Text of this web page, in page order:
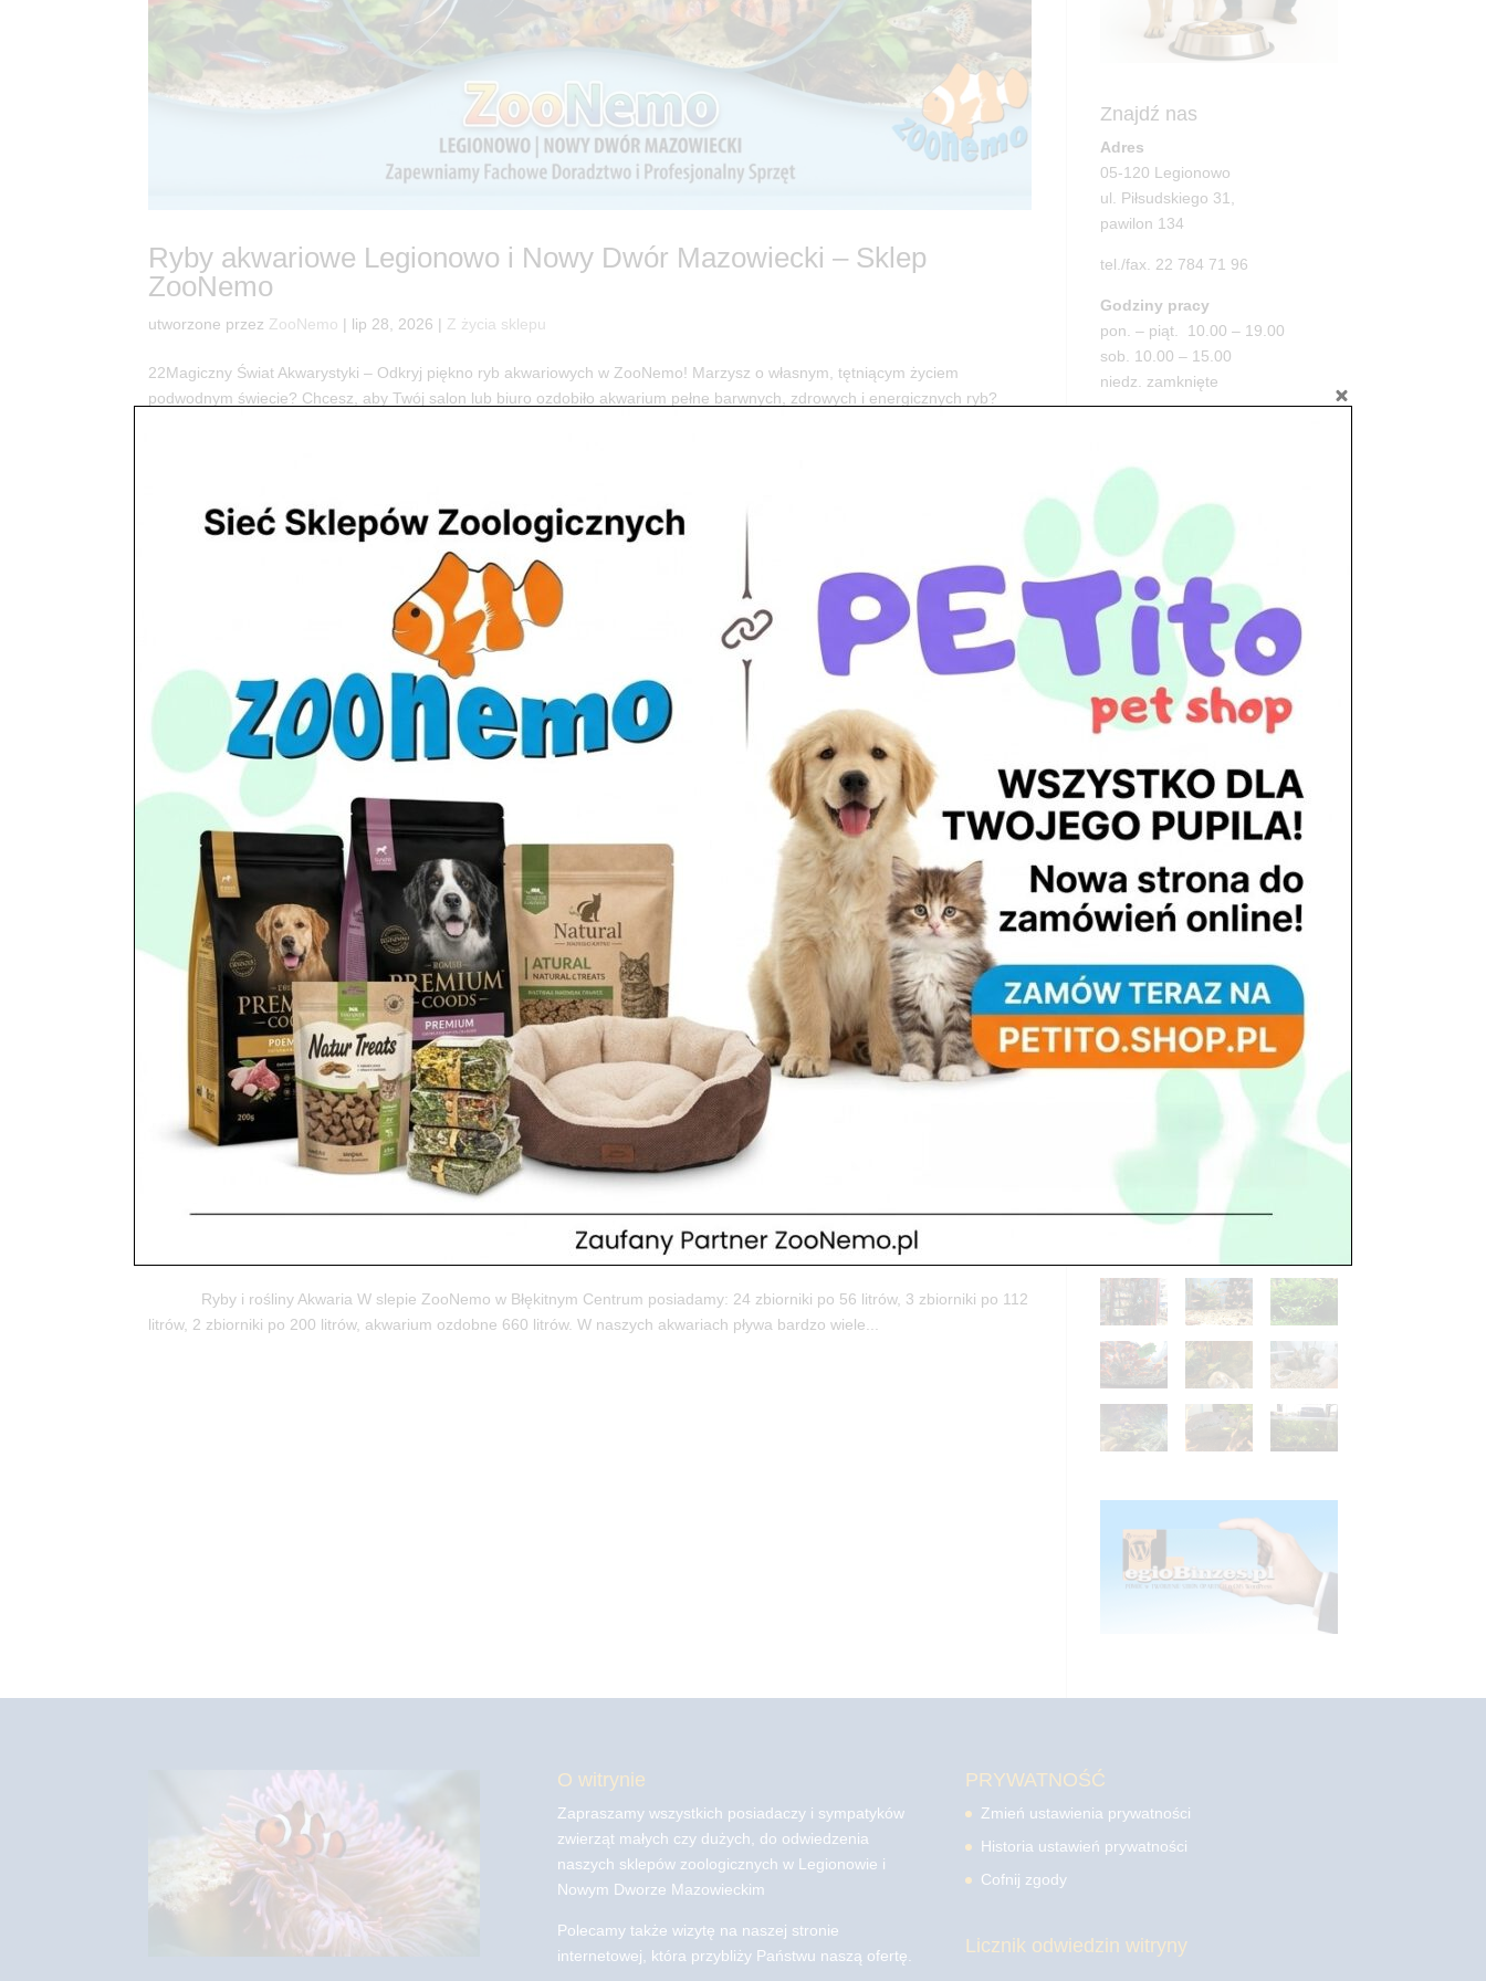
Ryby akwariowe Legionowo i Nowy Dwór Mazowiecki – Sklep
ZooNemo
utworzone przez ZooNemo | lip 28, 2026 | Z życia sklepu
22Magiczny Świat Akwarystyki – Odkryj piękno ryb akwariowych w ZooNemo! Marzysz o własnym, tętniącym życiem
podwodnym świecie? Chcesz, aby Twój salon lub biuro ozdobiło akwarium pełne barwnych, zdrowych i energicznych ryb?
Ryby i rośliny
Ryby i rośliny Akwaria W slepie ZooNemo w Błękitnym Centrum posiadamy: 24 zbiorniki po 56 litrów, 3 zbiorniki po 112
litrów, 2 zbiorniki po 200 litrów, akwarium ozdobne 660 litrów. W naszych akwariach pływa bardzo wiele...
Znajdź nas
Adres
05-120 Legionowo
ul. Piłsudskiego 31,
pawilon 134
tel./fax. 22 784 71 96
Godziny pracy
pon. – piąt. 10.00 – 19.00
sob. 10.00 – 15.00
niedz. zamknięte
05-100 Nowy Dwór Mazowiecki
ul. Leśna 2
tel. 503 900 215
Godziny pracy
pon. – piąt. 10.00 – 19.00
sob. 8.00 – 15.00
niedz. zamknięte
O witrynie
Zapraszamy wszystkich posiadaczy i sympatyków
zwierząt małych czy dużych, do odwiedzenia
naszych sklepów zoologicznych w Legionowie i
Nowym Dworze Mazowieckim
Polecamy także wizytę na naszej stronie
internetowej, która przybliży Państwu naszą ofertę.
PRYWATNOŚĆ
Zmień ustawienia prywatności
Historia ustawień prywatności
Cofnij zgody
Licznik odwiedzin witryny